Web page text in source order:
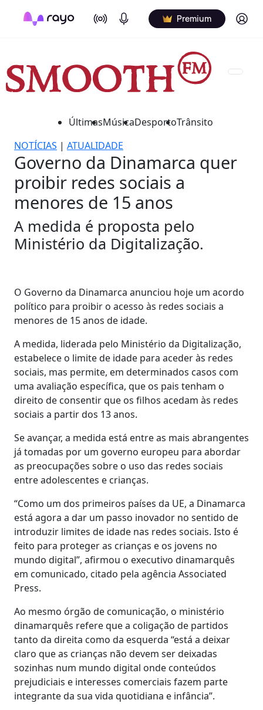
On Air Podcasts Premium Log in
ÚltimasMúsicaDesportoTrânsito
NOTÍCIAS | ATUALIDADE
Governo da Dinamarca quer
proibir redes sociais a
menores de 15 anos
A medida é proposta pelo
Ministério da Digitalização.
O Governo da Dinamarca anunciou hoje um acordo
político para proibir o acesso às redes sociais a
menores de 15 anos de idade.
A medida, liderada pelo Ministério da Digitalização,
estabelece o limite de idade para aceder às redes
sociais, mas permite, em determinados casos com
uma avaliação específica, que os pais tenham o
direito de consentir que os filhos acedam às redes
sociais a partir dos 13 anos.
Se avançar, a medida está entre as mais abrangentes
já tomadas por um governo europeu para abordar
as preocupações sobre o uso das redes sociais
entre adolescentes e crianças.
“Como um dos primeiros países da UE, a Dinamarca
está agora a dar um passo inovador no sentido de
introduzir limites de idade nas redes sociais. Isto é
feito para proteger as crianças e os jovens no
mundo digital”, afirmou o executivo dinamarquês
em comunicado, citado pela agência Associated
Press.
Ao mesmo órgão de comunicação, o ministério
dinamarquês refere que a coligação de partidos
tanto da direita como da esquerda “está a deixar
claro que as crianças não devem ser deixadas
sozinhas num mundo digital onde conteúdos
prejudiciais e interesses comerciais fazem parte
integrante da sua vida quotidiana e infância”.